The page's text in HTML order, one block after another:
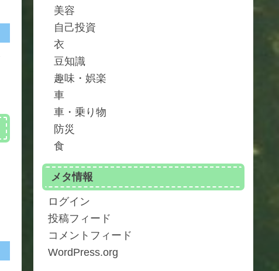
美容
自己投資
衣
豆知識
趣味・娯楽
車
車・乗り物
防災
食
メタ情報
ログイン
投稿フィード
コメントフィード
WordPress.org